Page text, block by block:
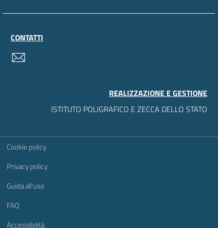
CONTATTI
REALIZZAZIONE E GESTIONE
ISTITUTO POLIGRAFICO E ZECCA DELLO STATO
Sezione Link Utili
Cookie policy
Privacy policy
Guida all'uso
FAQ
Accessibilità